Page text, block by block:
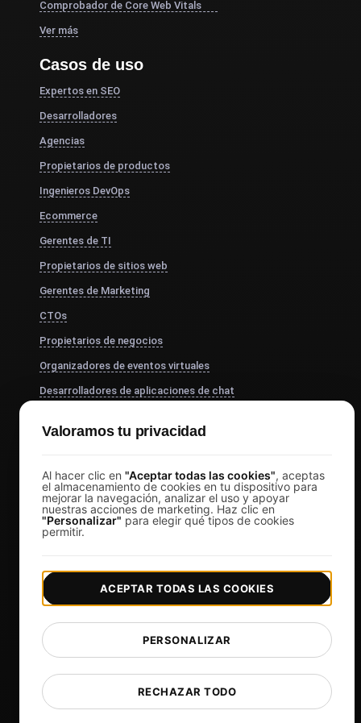
Comprobador de Core Web Vitals
Ver más
Casos de uso
Expertos en SEO
Desarrolladores
Agencias
Propietarios de productos
Ingenieros DevOps
Ecommerce
Gerentes de TI
Propietarios de sitios web
Gerentes de Marketing
CTOs
Propietarios de negocios
Organizadores de eventos virtuales
Desarrolladores de aplicaciones de chat
Precios
Precios y planes
Iniciar sesión
Afiliados
Docs
Blog
Tech
Comparisons
Sitemap
Valoramos tu privacidad
Al hacer clic en "Aceptar todas las cookies", aceptas
el almacenamiento de cookies en tu dispositivo para
mejorar la navegación, analizar el uso y apoyar
nuestras acciones de marketing. Haz clic en
"Personalizar" para elegir qué tipos de cookies
permitir.
RECHAZAR TODO
PERSONALIZAR
ACEPTAR TODAS LAS COOKIES